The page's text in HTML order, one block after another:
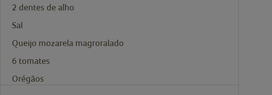
2 dentes de alho
Sal
Queijo mozarela magroralado
6 tomates
Orégãos